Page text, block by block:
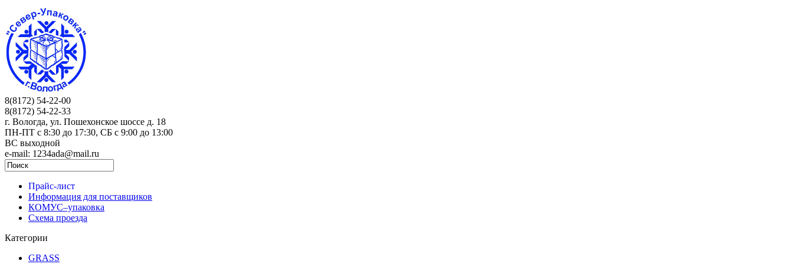
8(8172) 54-22-00
8(8172) 54-22-33
г. Вологда, ул. Пошехонское шоссе д. 18
ПН-ПТ c 8:30 до 17:30, СБ с 9:00 до 13:00
ВС выходной
e-mail: 1234ada@mail.ru
Прайс-лист
Информация для поставщиков
КОМУС–упаковка
Схема проезда
Категории
GRASS